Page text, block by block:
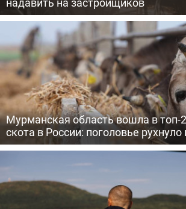
Мурманская область вошла в топ-
скота в России: поголовье рухнуло